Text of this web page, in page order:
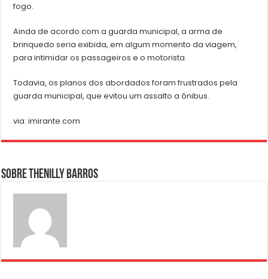
fogo.
Ainda de acordo com a guarda municipal, a arma de
brinquedo seria exibida, em algum momento da viagem,
para intimidar os passageiros e o motorista.
Todavia, os planos dos abordados foram frustrados pela
guarda municipal, que evitou um assalto a ônibus.
via: imirante.com
Sobre Thenilly Barros